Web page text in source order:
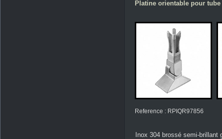
Platine orientable pour tube
Reference : RPIQR97856
Inox 304 brossé semi-brillant